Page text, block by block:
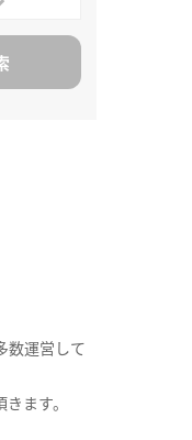
数運営して
ます。